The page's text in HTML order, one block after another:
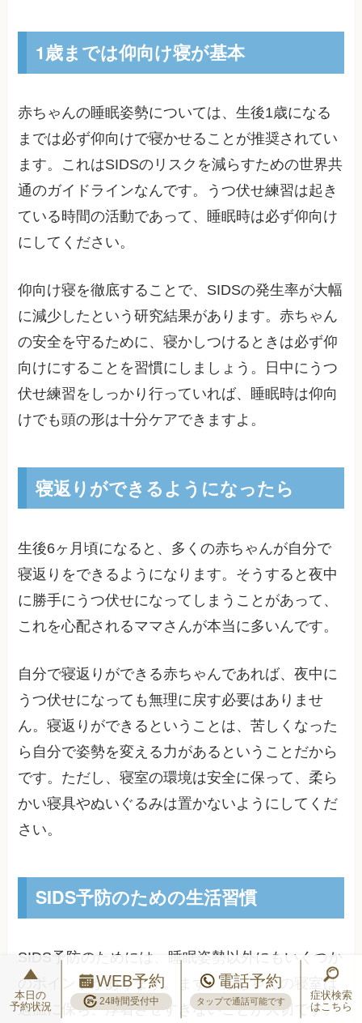
1歳までは仰向け寝が基本
赤ちゃんの睡眠姿勢については、生後1歳になる
までは必ず仰向けで寝かせることが推奨されてい
ます。これはSIDSのリスクを減らすための世界共
通のガイドラインなんです。うつ伏せ練習は起き
ている時間の活動であって、睡眠時は必ず仰向け
にしてください。
仰向け寝を徹底することで、SIDSの発生率が大幅
に減少したという研究結果があります。赤ちゃん
の安全を守るために、寝かしつけるときは必ず仰
向けにすることを習慣にしましょう。日中にうつ
伏せ練習をしっかり行っていれば、睡眠時は仰向
けでも頭の形は十分ケアできますよ。
寝返りができるようになったら
生後6ヶ月頃になると、多くの赤ちゃんが自分で
寝返りをできるようになります。そうすると夜中
に勝手にうつ伏せになってしまうことがあって、
これを心配されるママさんが本当に多いんです。
自分で寝返りができる赤ちゃんであれば、夜中に
うつ伏せになっても無理に戻す必要はありませ
ん。寝返りができるということは、苦しくなった
ら自分で姿勢を変える力があるということだから
です。ただし、寝室の環境は安全に保って、柔ら
かい寝具やぬいぐるみは置かないようにしてくだ
さい。
SIDS予防のための生活習慣
SIDS予防のためには、睡眠姿勢以外にもいくつか
のポイントがあります。まず、赤ちゃんの寝室は
適温に保ち、厚着させすぎないことが大切です。
本日の
予約状況
WEB予約
24時間受付中
電話予約
タップで通話可能です
症状検索
はこちら